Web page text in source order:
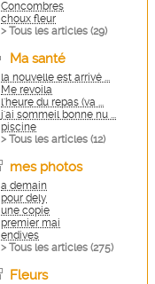
Concombres
choux fleur
> Tous les articles (29)
Ma santé
la nouvelle est arrivé ...
Me revoila
l'heure du repas (va ...
j'ai sommeil bonne nu ...
piscine
> Tous les articles (12)
mes photos
a demain
pour dely
une copie
premier mai
endives
> Tous les articles (275)
Fleurs